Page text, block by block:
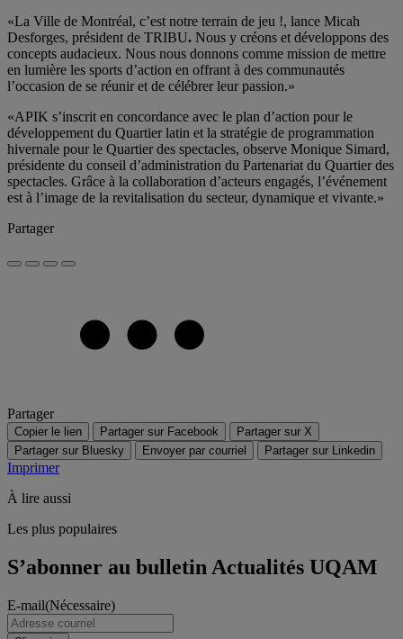
«La Ville de Montréal, c’est notre terrain de jeu !, lance Micah
Desforges, président de TRIBU. Nous y créons et développons des
concepts audacieux. Nous nous donnons comme mission de mettre
en lumière les sports d’action en offrant à des communautés
l’occasion de se réunir et de célébrer leur passion.»
«APIK s’inscrit en concordance avec le plan d’action pour le
développement du Quartier latin et la stratégie de programmation
hivernale pour le Quartier des spectacles, observe Monique Simard,
présidente du conseil d’administration du Partenariat du Quartier des
spectacles. Grâce à la collaboration d’acteurs engagés, l’événement
est à l’image de la revitalisation du secteur, dynamique et vivante.»
Partager
Partager
Copier le lien Partager sur Facebook
Partager sur X
Partager sur Bluesky
Envoyer par courriel Partager sur Linkedin
Imprimer
À lire aussi
Les plus populaires
S’abonner au bulletin Actualités UQAM
E-mail(Nécessaire)